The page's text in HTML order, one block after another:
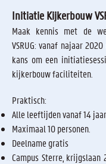
Initiatie Kijkerbouw
Maak kennis met de
VSRUG: vanaf najaar
kans om een
kijkerbouw faciliteiten.
Praktisch:
Alle leeftijden vanaf 14 jaar.
Maximaal 10 personen.
Deelname gratis
Campus Sterre, krijgslaan